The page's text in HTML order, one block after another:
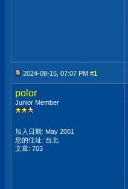
2024-08-15, 07:07 PM #1
polor
Junior Member
加入日期: May 2001
您的住址: 台北
文章: 703